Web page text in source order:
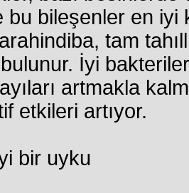
bu bileşenler en
tam
İyi
artmakla
etkileri artıyor.
bir uyku